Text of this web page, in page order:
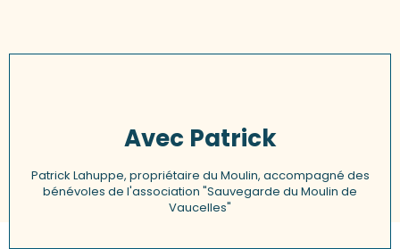
Avec Patrick
Patrick Lahuppe, propriétaire du Moulin, accompagné des
bénévoles de l'association "Sauvegarde du Moulin de
Vaucelles"